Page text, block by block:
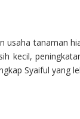
usaha tanaman
kecil,
Syaiful yang